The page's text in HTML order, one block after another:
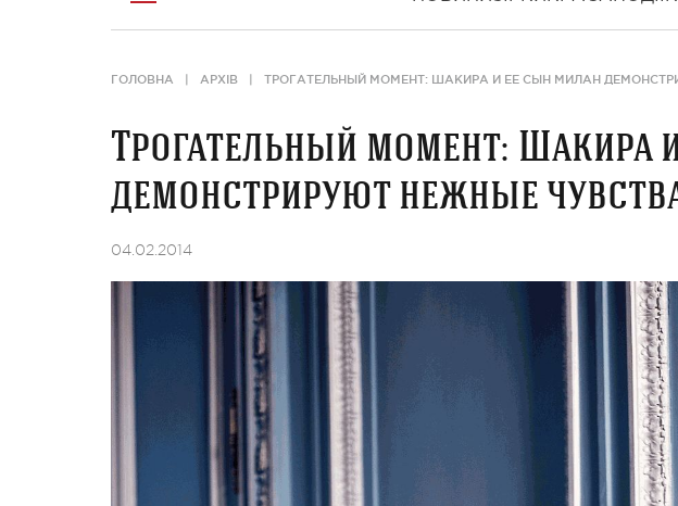
ГОЛОВНА АРХІВ ТРОГАТЕЛЬНЫЙ МОМЕНТ: ШАКИРА И ЕЕ СЫН МИЛАН
Трогательный момент: Шакира
демонстрируют нежные
04.02.2014